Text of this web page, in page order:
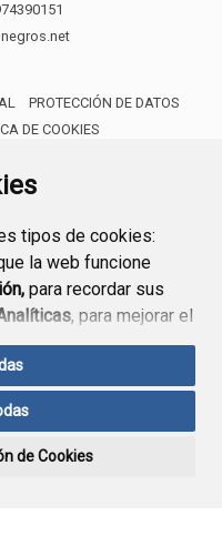
tipos de cookies:
la web funcione
para recordar sus
, para mejorar el
todas”
Si pulsa el botón
cookies técnicas
de Cookies
PROTECCIÓN DE DATOS
DE COOKIES